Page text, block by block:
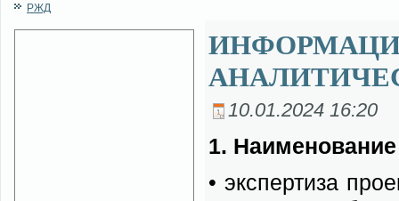
РЖД
10.01.2024 16:20
1.
• экс­пер­ти­за